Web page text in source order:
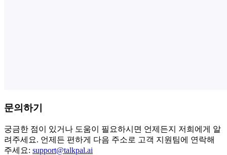
문의하기
궁금한 점이 있거나 도움이 필요하시면 언제든지 저희에게 알
려주세요. 언제든 편하게 다음 주소로 고객 지원팀에 연락해
주세요: support@talkpal.ai